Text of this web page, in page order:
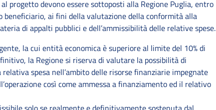
progetto devono essere sottoposti alla Regione Puglia, entro
beneficiario, ai fini della valutazione della conformità alla
di appalti pubblici e dell’ammissibilità delle relative spese.
la cui entità economica è superiore al limite del 10% di
la Regione si riserva di valutare la possibilità di
spesa nell’ambito delle risorse finanziarie impegnate
così come ammessa a finanziamento ed il relativo